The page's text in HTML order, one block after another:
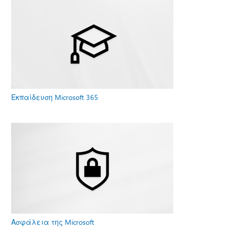
Εκπαίδευση Microsoft 365
Ασφάλεια της Microsoft